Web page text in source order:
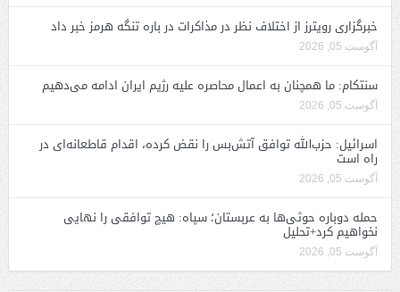
خبرگزاری رویترز از اختلاف نظر در مذاکرات در باره تنگه هرمز خبر داد
آگوست 05, 2026
سنتکام: ما همچنان به اعمال محاصره علیه رژیم ایران ادامه می‌دهیم
آگوست 05, 2026
اسرائیل: حزب‌الله توافق آتش‌بس را نقض کرده، اقدام قاطعانه‌ای در
راه است
آگوست 05, 2026
حمله دوباره حوثی‌ها به عربستان؛ سپاه: هیچ توافقی را نهایی
نخواهیم کرد+تحلیل
آگوست 05, 2026